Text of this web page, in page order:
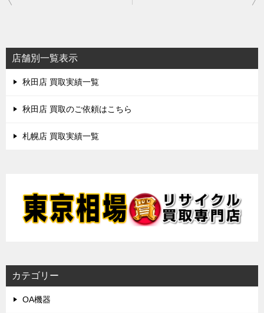
ビ
ゲ
ー
シ
店舗別一覧表示
秋田店 買取実績一覧
秋田店 買取のご依頼はこちら
札幌店 買取実績一覧
カテゴリー
OA機器